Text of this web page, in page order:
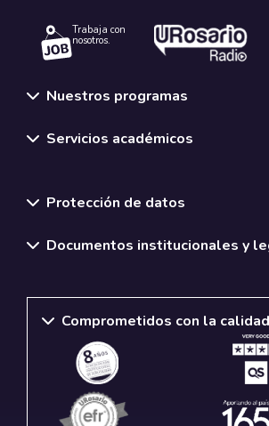
Trabaja con
nosotros.
Nuestros programas
Servicios académicos
Protección de datos
Documentos institucionales y
Comprometidos con la calidad